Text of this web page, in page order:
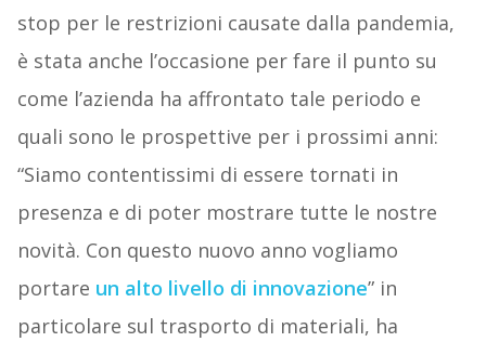
stop per le restrizioni causate dalla pandemia,
è stata anche l’occasione per fare il punto su
come l’azienda ha affrontato tale periodo e
quali sono le prospettive per i prossimi anni:
“Siamo contentissimi di essere tornati in
presenza e di poter mostrare tutte le nostre
novità. Con questo nuovo anno vogliamo
portare un alto livello di innovazione” in
particolare sul trasporto di materiali, ha